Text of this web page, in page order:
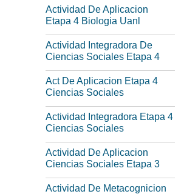
Actividad De Aplicacion
Etapa 4 Biologia Uanl
Actividad Integradora De
Ciencias Sociales Etapa 4
Act De Aplicacion Etapa 4
Ciencias Sociales
Actividad Integradora Etapa 4
Ciencias Sociales
Actividad De Aplicacion
Ciencias Sociales Etapa 3
Actividad De Metacognicion